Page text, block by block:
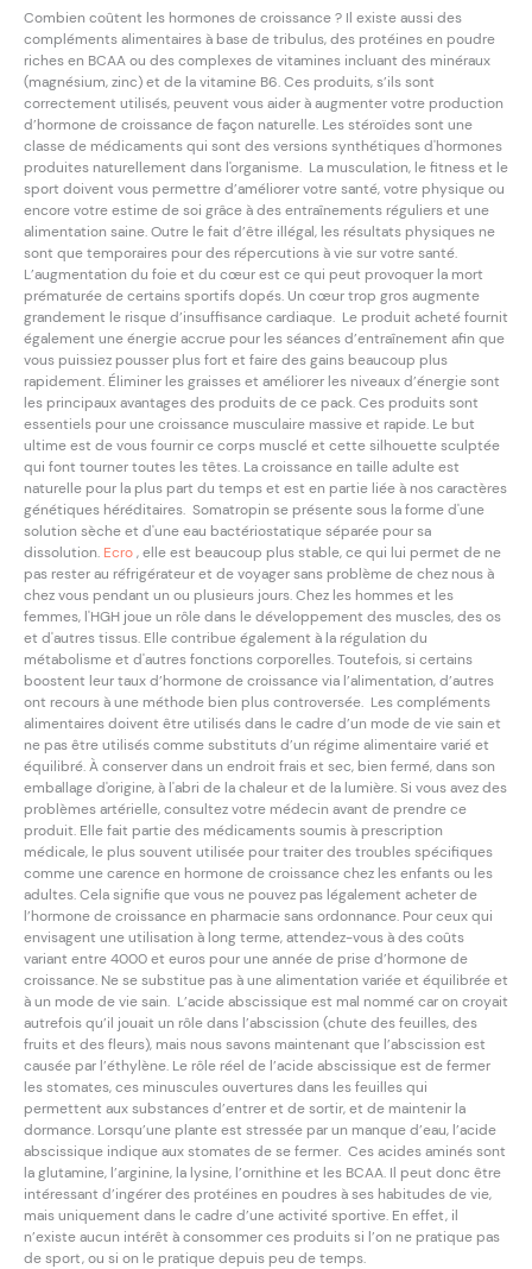
Combien coûtent les hormones de croissance ? Il existe aussi des
compléments alimentaires à base de tribulus, des protéines en poudre
riches en BCAA ou des complexes de vitamines incluant des minéraux
(magnésium, zinc) et de la vitamine B6. Ces produits, s’ils sont
correctement utilisés, peuvent vous aider à augmenter votre production
d’hormone de croissance de façon naturelle. Les stéroïdes sont une
classe de médicaments qui sont des versions synthétiques d'hormones
produites naturellement dans l'organisme. La musculation, le fitness et le
sport doivent vous permettre d’améliorer votre santé, votre physique ou
encore votre estime de soi grâce à des entraînements réguliers et une
alimentation saine. Outre le fait d’être illégal, les résultats physiques ne
sont que temporaires pour des répercutions à vie sur votre santé.
L’augmentation du foie et du cœur est ce qui peut provoquer la mort
prématurée de certains sportifs dopés. Un cœur trop gros augmente
grandement le risque d’insuffisance cardiaque. Le produit acheté fournit
également une énergie accrue pour les séances d’entraînement afin que
vous puissiez pousser plus fort et faire des gains beaucoup plus
rapidement. Éliminer les graisses et améliorer les niveaux d’énergie sont
les principaux avantages des produits de ce pack. Ces produits sont
essentiels pour une croissance musculaire massive et rapide. Le but
ultime est de vous fournir ce corps musclé et cette silhouette sculptée
qui font tourner toutes les têtes. La croissance en taille adulte est
naturelle pour la plus part du temps et est en partie liée à nos caractères
génétiques héréditaires. Somatropin se présente sous la forme d'une
solution sèche et d'une eau bactériostatique séparée pour sa
dissolution. Ecro, elle est beaucoup plus stable, ce qui lui permet de ne
pas rester au réfrigérateur et de voyager sans problème de chez nous à
chez vous pendant un ou plusieurs jours. Chez les hommes et les
femmes, l'HGH joue un rôle dans le développement des muscles, des os
et d'autres tissus. Elle contribue également à la régulation du
métabolisme et d'autres fonctions corporelles. Toutefois, si certains
boostent leur taux d’hormone de croissance via l’alimentation, d’autres
ont recours à une méthode bien plus controversée. Les compléments
alimentaires doivent être utilisés dans le cadre d’un mode de vie sain et
ne pas être utilisés comme substituts d’un régime alimentaire varié et
équilibré. À conserver dans un endroit frais et sec, bien fermé, dans son
emballage d'origine, à l'abri de la chaleur et de la lumière. Si vous avez des
problèmes artérielle, consultez votre médecin avant de prendre ce
produit. Elle fait partie des médicaments soumis à prescription
médicale, le plus souvent utilisée pour traiter des troubles spécifiques
comme une carence en hormone de croissance chez les enfants ou les
adultes. Cela signifie que vous ne pouvez pas légalement acheter de
l’hormone de croissance en pharmacie sans ordonnance. Pour ceux qui
envisagent une utilisation à long terme, attendez-vous à des coûts
variant entre 4000 et euros pour une année de prise d’hormone de
croissance. Ne se substitue pas à une alimentation variée et équilibrée et
à un mode de vie sain. L’acide abscissique est mal nommé car on croyait
autrefois qu’il jouait un rôle dans l’abscission (chute des feuilles, des
fruits et des fleurs), mais nous savons maintenant que l’abscission est
causée par l’éthylène. Le rôle réel de l’acide abscissique est de fermer
les stomates, ces minuscules ouvertures dans les feuilles qui
permettent aux substances d’entrer et de sortir, et de maintenir la
dormance. Lorsqu’une plante est stressée par un manque d’eau, l’acide
abscissique indique aux stomates de se fermer. Ces acides aminés sont
la glutamine, l’arginine, la lysine, l’ornithine et les BCAA. Il peut donc être
intéressant d’ingérer des protéines en poudres à ses habitudes de vie,
mais uniquement dans le cadre d’une activité sportive. En effet, il
n’existe aucun intérêt à consommer ces produits si l’on ne pratique pas
de sport, ou si on le pratique depuis peu de temps.